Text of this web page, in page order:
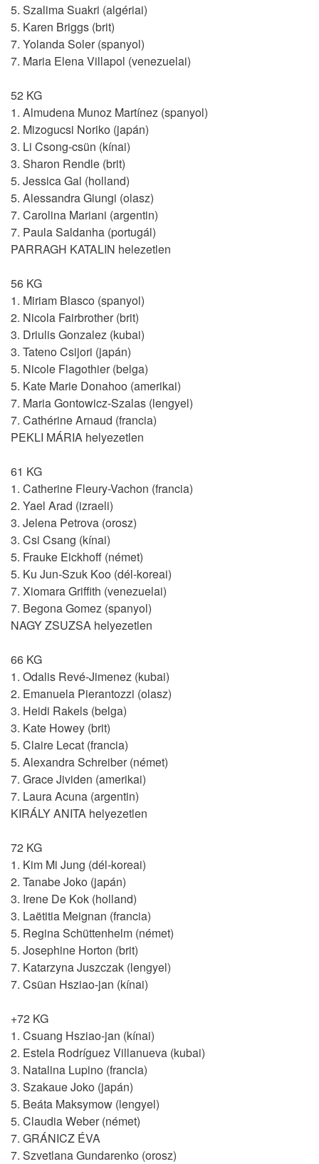
5. Szalima Suakri (algériai)
5. Karen Briggs (brit)
7. Yolanda Soler (spanyol)
7. Maria Elena Villapol (venezuelai)
52 KG
1. Almudena Munoz Martínez (spanyol)
2. Mizogucsi Noriko (japán)
3. Li Csong-csün (kínai)
3. Sharon Rendle (brit)
5. Jessica Gal (holland)
5. Alessandra Giungi (olasz)
7. Carolina Mariani (argentin)
7. Paula Saldanha (portugál)
PARRAGH KATALIN helezetlen
56 KG
1. Miriam Blasco (spanyol)
2. Nicola Fairbrother (brit)
3. Driulis Gonzalez (kubai)
3. Tateno Csijori (japán)
5. Nicole Flagothier (belga)
5. Kate Marie Donahoo (amerikai)
7. Maria Gontowicz-Szalas (lengyel)
7. Cathérine Arnaud (francia)
PEKLI MÁRIA helyezetlen
61 KG
1. Catherine Fleury-Vachon (francia)
2. Yael Arad (izraeli)
3. Jelena Petrova (orosz)
3. Csi Csang (kínai)
5. Frauke Eickhoff (német)
5. Ku Jun-Szuk Koo (dél-koreai)
7. Xiomara Griffith (venezuelai)
7. Begona Gomez (spanyol)
NAGY ZSUZSA helyezetlen
66 KG
1. Odalis Revé-Jimenez (kubai)
2. Emanuela Pierantozzi (olasz)
3. Heidi Rakels (belga)
3. Kate Howey (brit)
5. Claire Lecat (francia)
5. Alexandra Schreiber (német)
7. Grace Jividen (amerikai)
7. Laura Acuna (argentin)
KIRÁLY ANITA helyezetlen
72 KG
1. Kim Mi Jung (dél-koreai)
2. Tanabe Joko (japán)
3. Irene De Kok (holland)
3. Laëtitia Meignan (francia)
5. Regina Schüttenhelm (német)
5. Josephine Horton (brit)
7. Katarzyna Juszczak (lengyel)
7. Csüan Hsziao-jan (kínai)
+72 KG
1. Csuang Hsziao-jan (kínai)
2. Estela Rodríguez Villanueva (kubai)
3. Natalina Lupino (francia)
3. Szakaue Joko (japán)
5. Beáta Maksymow (lengyel)
5. Claudia Weber (német)
7. GRÁNICZ ÉVA
7. Szvetlana Gundarenko (orosz)